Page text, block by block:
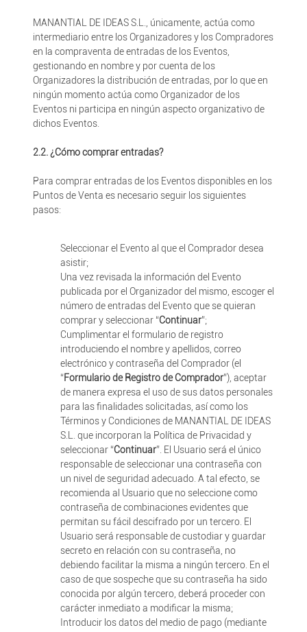
MANANTIAL DE IDEAS S.L., únicamente, actúa como
intermediario entre los Organizadores y los Compradores
en la compraventa de entradas de los Eventos,
gestionando en nombre y por cuenta de los
Organizadores la distribución de entradas, por lo que en
ningún momento actúa como Organizador de los
Eventos ni participa en ningún aspecto organizativo de
dichos Eventos.
2.2. ¿Cómo comprar entradas?
Para comprar entradas de los Eventos disponibles en los
Puntos de Venta es necesario seguir los siguientes
pasos:
Seleccionar el Evento al que el Comprador desea
asistir;
Una vez revisada la información del Evento
publicada por el Organizador del mismo, escoger el
número de entradas del Evento que se quieran
comprar y seleccionar “Continuar”;
Cumplimentar el formulario de registro
introduciendo el nombre y apellidos, correo
electrónico y contraseña del Comprador (el
“Formulario de Registro de Comprador”), aceptar
de manera expresa el uso de sus datos personales
para las finalidades solicitadas, así como los
Términos y Condiciones de MANANTIAL DE IDEAS
S.L. que incorporan la Política de Privacidad y
seleccionar “Continuar”. El Usuario será el único
responsable de seleccionar una contraseña con
un nivel de seguridad adecuado. A tal efecto, se
recomienda al Usuario que no seleccione como
contraseña de combinaciones evidentes que
permitan su fácil descifrado por un tercero. El
Usuario será responsable de custodiar y guardar
secreto en relación con su contraseña, no
debiendo facilitar la misma a ningún tercero. En el
caso de que sospeche que su contraseña ha sido
conocida por algún tercero, deberá proceder con
carácter inmediato a modificar la misma;
Introducir los datos del medio de pago (mediante